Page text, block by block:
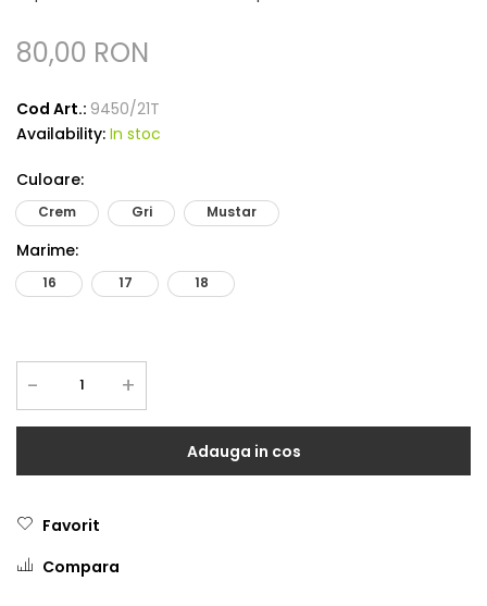
80,00 RON
Cod Art.: 9450/21T
Availability: In stoc
Culoare:
Crem Gri Mustar
Marime:
16 17 18
- +
Adauga in cos
Favorit
Compara